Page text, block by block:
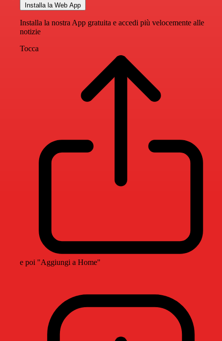
Installa la Web App
Installa la nostra App gratuita e accedi più velocemente alle
notizie
Tocca
e poi "Aggiungi a Home"